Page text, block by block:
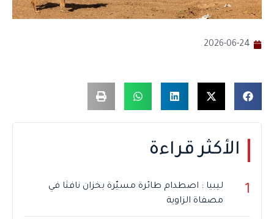
2026-06-24
الأكثر قراءة
1
ليبيا : اصطدام طائرة مسيّرة بخزان نافثا في
مصفاة الزاوية